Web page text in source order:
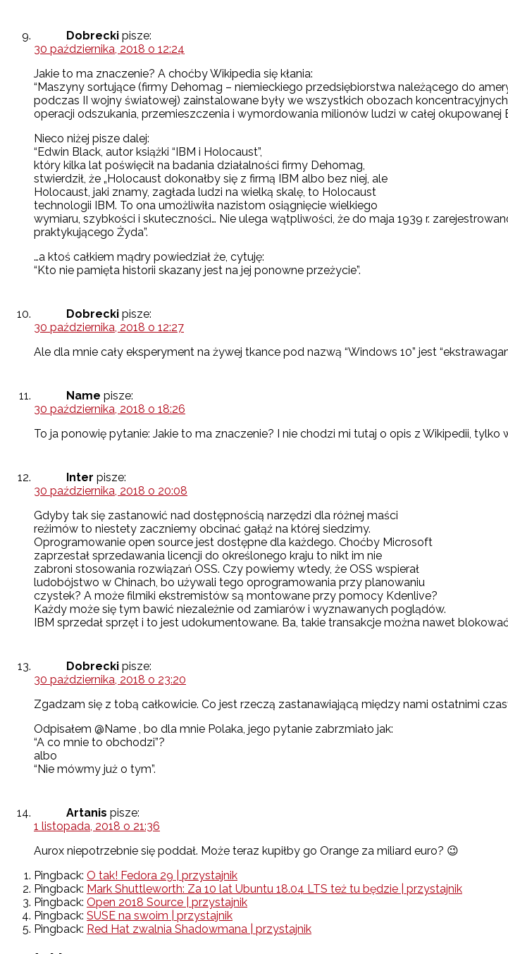
Dobrecki pisze:
30 października, 2018 o 12:24
Jakie to ma znaczenie? A choćby Wikipedia się kłania:
“Maszyny sortujące (firmy Dehomag – niemieckiego przedsiębiorstwa należącego do
podczas II wojny światowej) zainstalowane były we wszystkich obozach
operacji odszukania, przemieszczenia i wymordowania milionów ludzi w całej okupowanej
Nieco niżej pisze dalej:
“Edwin Black, autor książki “IBM i Holocaust”,
który kilka lat poświęcił na badania działalności firmy Dehomag,
stwierdził, że „Holocaust dokonałby się z firmą IBM albo bez niej, ale
Holocaust, jaki znamy, zagłada ludzi na wielką skalę, to Holocaust
technologii IBM. To ona umożliwiła nazistom osiągnięcie wielkiego
wymiaru, szybkości i skuteczności… Nie ulega wątpliwości, że do maja 1939 r.
praktykującego Żyda”.
…a ktoś całkiem mądry powiedział że, cytuję:
“Kto nie pamięta historii skazany jest na jej ponowne przeżycie”.
Dobrecki pisze:
30 października, 2018 o 12:27
Ale dla mnie cały eksperyment na żywej tkance pod nazwą “Windows 10” jest
Name pisze:
30 października, 2018 o 18:26
To ja ponowię pytanie: Jakie to ma znaczenie? I nie chodzi mi tutaj o opis z Wikipedii,
Inter pisze:
30 października, 2018 o 20:08
Gdyby tak się zastanowić nad dostępnością narzędzi dla różnej maści
reżimów to niestety zaczniemy obcinać gałąź na której siedzimy.
Oprogramowanie open source jest dostępne dla każdego. Choćby Microsoft
zaprzestał sprzedawania licencji do określonego kraju to nikt im nie
zabroni stosowania rozwiązań OSS. Czy powiemy wtedy, że OSS wspierał
ludobójstwo w Chinach, bo używali tego oprogramowania przy planowaniu
czystek? A może filmiki ekstremistów są montowane przy pomocy Kdenlive?
Każdy może się tym bawić niezależnie od zamiarów i wyznawanych poglądów.
IBM sprzedał sprzęt i to jest udokumentowane. Ba, takie transakcje można nawet
Dobrecki pisze:
30 października, 2018 o 23:20
Zgadzam się z tobą całkowicie. Co jest rzeczą zastanawiającą między nami ostatnimi
Odpisałem @Name , bo dla mnie Polaka, jego pytanie zabrzmiało jak:
“A co mnie to obchodzi”?
albo
“Nie mówmy już o tym”.
Artanis pisze:
1 listopada, 2018 o 21:36
Aurox niepotrzebnie się poddał. Może teraz kupiłby go Orange za miliard euro? 😉
Pingback: O tak! Fedora 29 | przystajnik
Pingback: Mark Shuttleworth: Za 10 lat Ubuntu 18.04 LTS też tu będzie | przystajnik
Pingback: Open 2018 Source | przystajnik
Pingback: SUSE na swoim | przystajnik
Pingback: Red Hat zwalnia Shadowmana | przystajnik